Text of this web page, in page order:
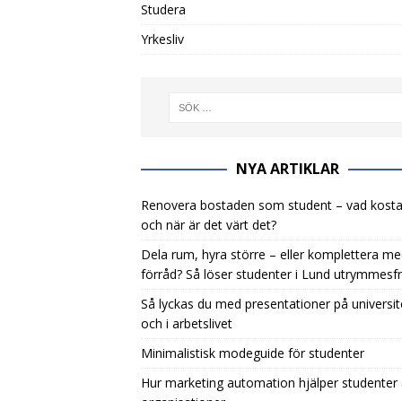
Studera
Yrkesliv
NYA ARTIKLAR
Renovera bostaden som student – vad
och när är det värt det?
Dela rum, hyra större – eller komplettera
förråd? Så löser studenter i Lund
Så lyckas du med presentationer på
och i arbetslivet
Minimalistisk modeguide för studenter
Hur marketing automation hjälper studenter